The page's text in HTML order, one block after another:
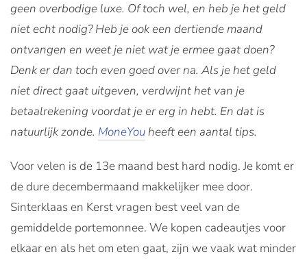
geen overbodige luxe. Of toch wel, en heb je het geld
niet echt nodig? Heb je ook een dertiende maand
ontvangen en weet je niet wat je ermee gaat doen?
Denk er dan toch even goed over na. Als je het geld
niet direct gaat uitgeven, verdwijnt het van je
betaalrekening voordat je er erg in hebt. En dat is
natuurlijk zonde. MoneYouheeft een aantal tips.
Voor velen is de 13e maand best hard nodig. Je komt er
de dure decembermaand makkelijker mee door.
Sinterklaas en Kerst vragen best veel van de
gemiddelde portemonnee. We kopen cadeautjes voor
elkaar en als het om eten gaat, zijn we vaak wat minder